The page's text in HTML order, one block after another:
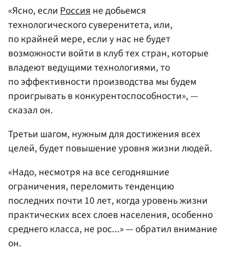
«Ясно, еслиРоссияне добьемся
технологического суверенитета, или,
по крайней мере, если у нас не будет
возможности войти в клуб тех стран, которые
владеют ведущими технологиями, то
по эффективности производства мы будем
проигрывать в конкурентоспособности», —
сказал он.
Третьи шагом, нужным для достижения всех
целей, будет повышение уровня жизни людей.
«Надо, несмотря на все сегодняшние
ограничения, переломить тенденцию
последних почти 10 лет, когда уровень жизни
практических всех слоев населения, особенно
среднего класса, не рос...» — обратил внимание
он.